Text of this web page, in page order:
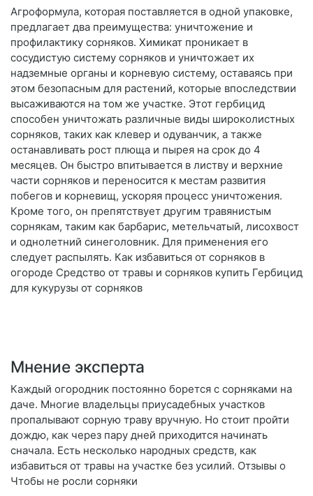
Агроформула, которая поставляется в одной упаковке,
предлагает два преимущества: уничтожение и
профилактику сорняков. Химикат проникает в
сосудистую систему сорняков и уничтожает их
надземные органы и корневую систему, оставаясь при
этом безопасным для растений, которые впоследствии
высаживаются на том же участке. Этот гербицид
способен уничтожать различные виды широколистных
сорняков, таких как клевер и одуванчик, а также
останавливать рост плюща и пырея на срок до 4
месяцев. Он быстро впитывается в листву и верхние
части сорняков и переносится к местам развития
побегов и корневищ, ускоряя процесс уничтожения.
Кроме того, он препятствует другим травянистым
сорнякам, таким как барбарис, метельчатый, лисохвост
и однолетний синеголовник. Для применения его
следует распылять. Как избавиться от сорняков в
огороде Средство от травы и сорняков купить Гербицид
для кукурузы от сорняков
Мнение эксперта
Каждый огородник постоянно борется с сорняками на
даче. Многие владельцы приусадебных участков
пропалывают сорную траву вручную. Но стоит пройти
дождю, как через пару дней приходится начинать
сначала. Есть несколько народных средств, как
избавиться от травы на участке без усилий. Отзывы о
Чтобы не росли сорняки